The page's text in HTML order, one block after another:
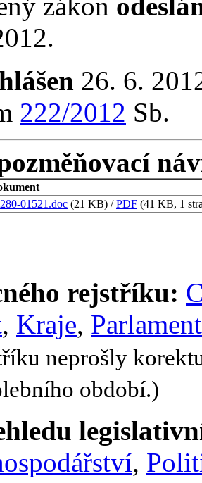
26. 6.
222/2012 Sb.
01521.doc (21 KB) /PDF (41 KB, 1
rejstříku:
, Kraje,
neprošly
období.)
,